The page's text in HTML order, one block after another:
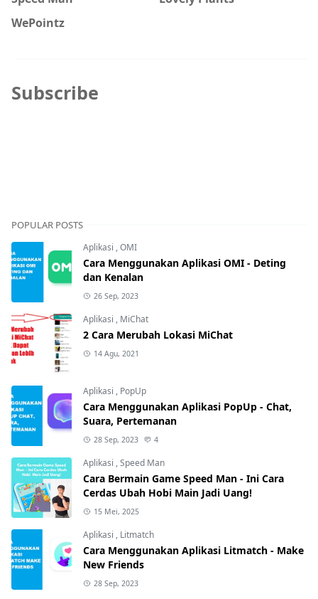
WePointz
Subscribe
POPULAR POSTS
Aplikasi ,OMI
Cara Menggunakan Aplikasi OMI - Deting
dan Kenalan
26 Sep, 2023
Aplikasi , MiChat
2 Cara Merubah Lokasi MiChat
14 Agu, 2021
Aplikasi , PopUp
Cara Menggunakan Aplikasi PopUp - Chat,
Suara, Pertemanan
28 Sep, 2023 4
Aplikasi ,Speed Man
Cara Bermain Game Speed Man - Ini Cara
Cerdas Ubah Hobi Main Jadi Uang!
15 Mei, 2025
Aplikasi , Litmatch
Cara Menggunakan Aplikasi Litmatch - Make
New Friends
28 Sep, 2023